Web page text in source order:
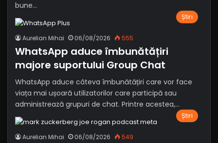
bune…
Știri
Aurelian Mihai 06/08/2026 555
WhatsApp aduce îmbunătățiri
majore suportului Group Chat
WhatsApp aduce câteva îmbunătățiri care vor face
viața mai ușoară utilizatorilor care participă sau
administrează grupuri de chat. Printre acestea,…
Știri
Aurelian Mihai 06/08/2026 549